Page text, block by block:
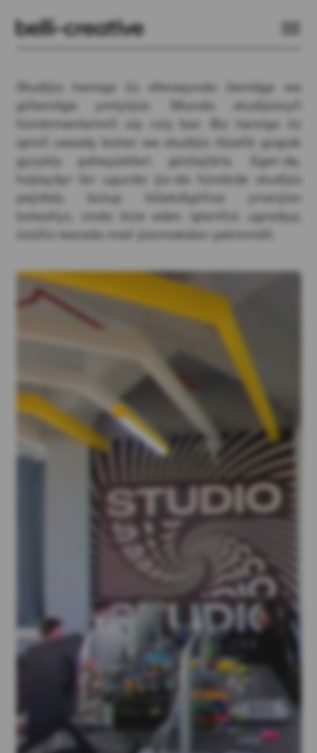
Studiýa hemişe öz sferasynda ösmäge we
giňemäge ymtylýar. Munda studiýanyň
hünärmenleriniň uly roly bar. Biz hemişe öz
işiniň ussady bolan we studiýa täzelik goşjak
gyzykly şahsyýetleri gözleýäris. Eger-de,
haýsydyr bir ugurda ýa-da hünärde studiýa
peýdaly bolup biljekdigiňize ynanýan
bolsaňyz, onda bize eden işleriňizi ugradyp,
özüňiz barada mail ýazmakdan çekinmäň.